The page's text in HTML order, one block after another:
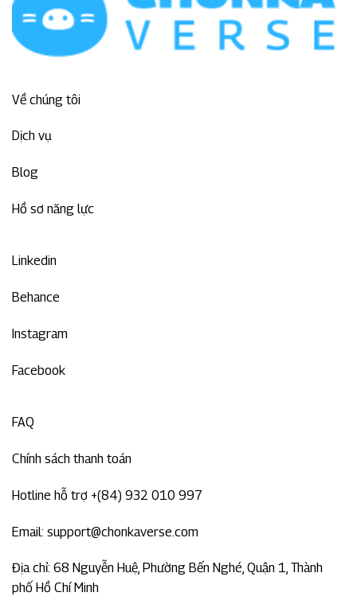
Về chúng tôi
Dịch vụ
Blog
Hồ sơ năng lực
Linkedin
Behance
Instagram
Facebook
FAQ
Chính sách thanh toán
Hotline hỗ trợ +(84) 932 010 997
Email: support@chonkaverse.com
Địa chỉ: 68 Nguyễn Huệ, Phường Bến Nghé, Quận 1, Thành
phố Hồ Chí Minh